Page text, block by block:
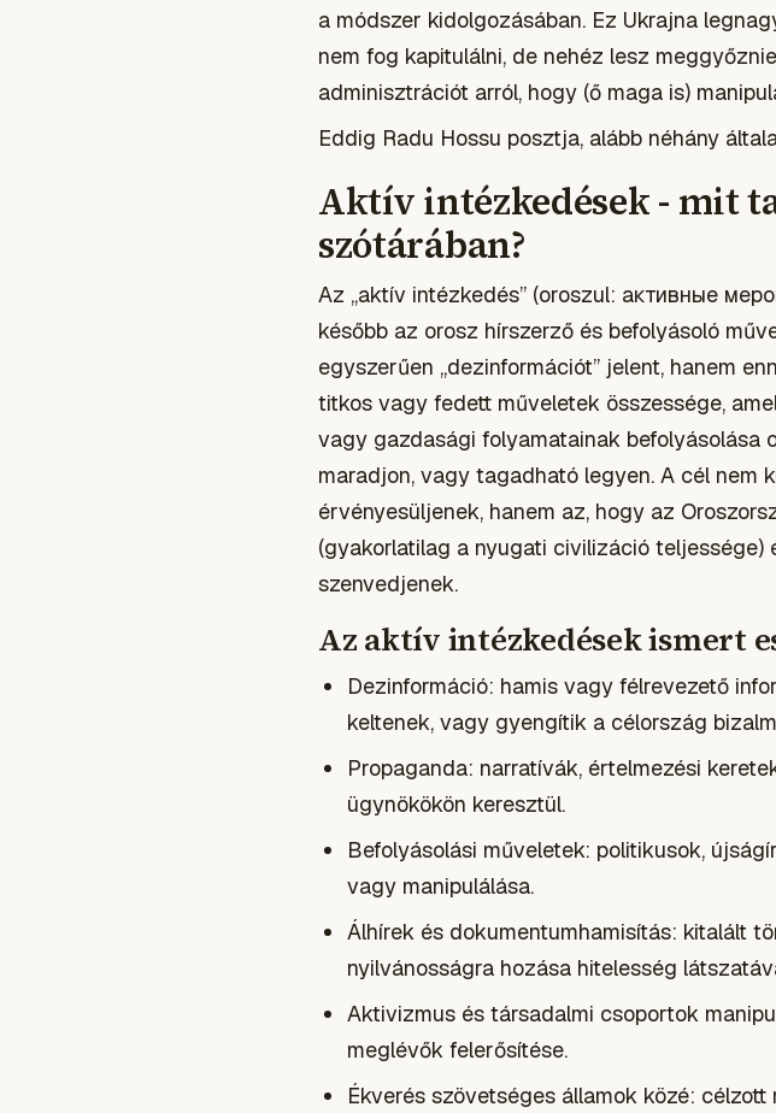
a módszer kidolgozásában. Ez Ukrajna
nem fog kapitulálni, de nehéz lesz
adminisztrációt arról, hogy (ő maga is)
Eddig Radu Hossu posztja, alább néhány
Aktív intézkedések - mit
szótárában?
Az „aktív intézkedés” (oroszul: активные
később az orosz hírszerző és befolyásoló
egyszerűen „dezinformációt” jelent, hanem
titkos vagy fedett műveletek összessége,
vagy gazdasági folyamatainak befolyásolása
maradjon, vagy tagadható legyen. A cél nem
érvényesüljenek, hanem az, hogy az
(gyakorlatilag a nyugati civilizáció
szenvedjenek.
Az aktív intézkedések ismert
Dezinformáció: hamis vagy félrevezető
keltenek, vagy gyengítik a célország
Propaganda: narratívák, értelmezési
ügynökökön keresztül.
Befolyásolási műveletek: politikusok,
vagy manipulálása.
Álhírek és dokumentumhamisítás: kitalált
nyilvánosságra hozása hitelesség
Aktivizmus és társadalmi csoportok
meglévők felerősítése.
Ékverés szövetséges államok közé: